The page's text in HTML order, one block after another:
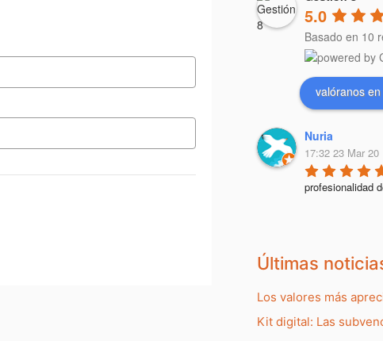
5.0
Basado en 10
valóranos en
Nuria
17:32 23 Mar 20
profesionalidad
Últimas
Los valores más
Kit digital: Las